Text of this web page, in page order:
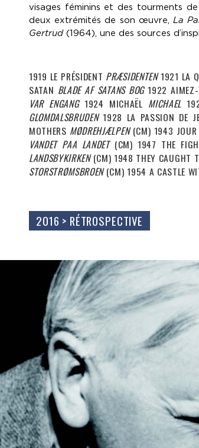
visages féminins et des tourments
deux extrémités de son œuvre, La
Gertrud (1964), une des sources
1919 LE PRÉSIDENT PRÆSIDENTEN1921 LA
SATAN BLADE AF SATANS BOG1922 AIMEZ-
VAR ENGANG1924 MICHAËL MICHAEL
GLOMDALSBRUDEN1928 LA PASSION DE
MOTHERS MØDREHJÆLPEN(CM) 1943 JOUR
VANDET PAA LANDET(CM) 1947 THE
LANDSBYKIRKEN(CM) 1948 THEY CAUGHT
STORSTRØMSBROEN(CM) 1954 A CASTLE
2016 > RÉTROSPECTIVE